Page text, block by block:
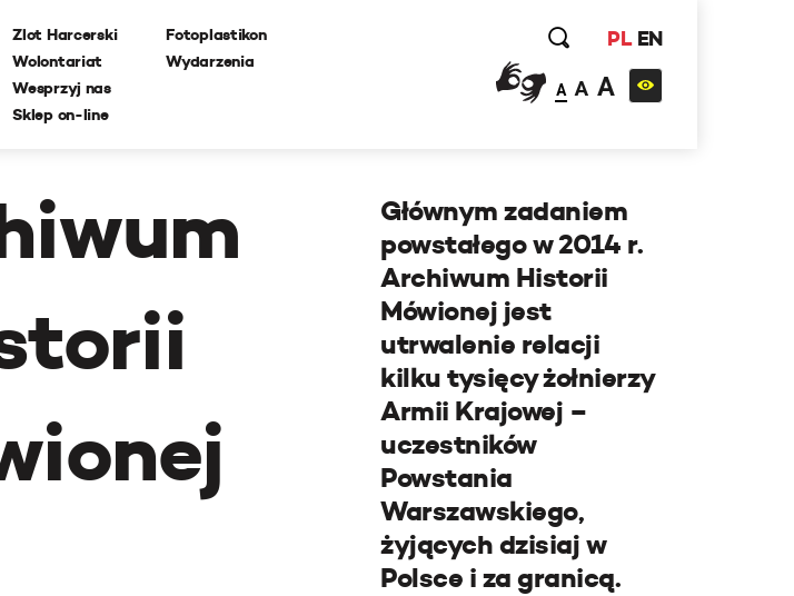
Zlot Harcerski
Wolontariat
Wesprzyj nas
Sklep on-line
Fotoplastikon
Wydarzenia
PL EN
A A A
Głównym zadaniem
powstałego w 2014 r.
Archiwum Historii
Mówionej jest
utrwalenie relacji
kilku tysięcy żołnierzy
Armii Krajowej –
uczestników
Powstania
Warszawskiego,
żyjących dzisiaj w
Polsce i za granicą.